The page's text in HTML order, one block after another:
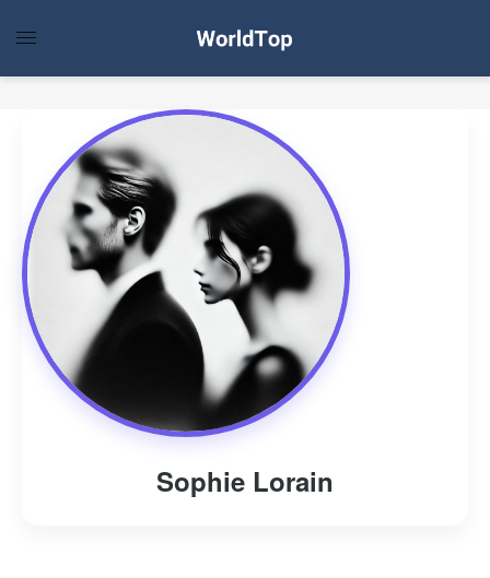
Sophie Lorain